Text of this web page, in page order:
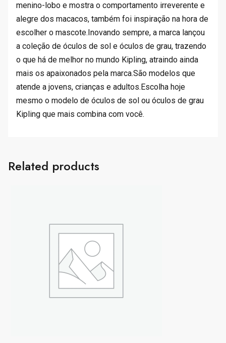
menino-lobo e mostra o comportamento irreverente e
alegre dos macacos, também foi inspiração na hora de
escolher o mascote.Inovando sempre, a marca lançou
a coleção de óculos de sol e óculos de grau, trazendo
o que há de melhor no mundo Kipling, atraindo ainda
mais os apaixonados pela marca.São modelos que
atende a jovens, crianças e adultos.Escolha hoje
mesmo o modelo de óculos de sol ou óculos de grau
Kipling que mais combina com você.
Related products